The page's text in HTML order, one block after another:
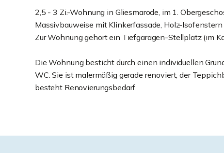
2,5 - 3 Zi.-Wohnung in Gliesmarode, im 1.
Massivbauweise mit Klinkerfassade, Holz-
Zur Wohnung gehört ein Tiefgaragen-Stellplatz (im
Die Wohnung besticht durch einen individuellen
WC. Sie ist malermäßig gerade renoviert, der
besteht Renovierungsbedarf.